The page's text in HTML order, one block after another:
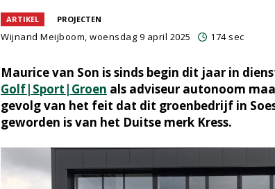
ARTIKEL PROJECTEN
Wijnand Meijboom, woensdag 9 april 2025 174 sec
Maurice van Son is sinds begin dit jaar in
Golf|Sport|Groen als adviseur autonoom
gevolg van het feit dat dit groenbedrijf in
geworden is van het Duitse merk Kress.